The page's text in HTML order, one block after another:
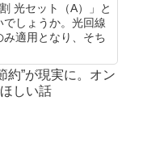
光セット（A）」と
でしょうか。光回線
適用となり、そち
約”が現実に。オン
しい話